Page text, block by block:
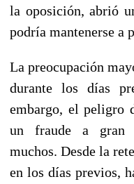
la oposición, abrió
podría mantenerse a
La preocupación
durante los días
embargo, el peligro
un fraude a gran
muchos. Desde la
en los días previos,